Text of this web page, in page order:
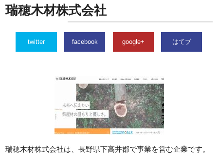
瑞穂木材株式会社
twitter facebook google+ はてブ
瑞穂木材株式会社は、長野県下高井郡で事業を営む企業です。